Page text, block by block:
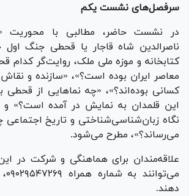
سرفصل‌های نشست یکم
در نشست حاضر، مطالبی با محوریت
ناصرالدین شاه قاجار یا قحطی جنگ اول
کتابخانه و موزه ملی ملک، روایت‌گر کدام
معاصر ایران بوده است؟»، «سازنده و
کسانی بوده‌اند؟»، «چه نما‌هایی از قحطی
این قلمدان به نمایش در آمده است؟» و
نگاه زبان‌شناسی‌شناختی و تاریخ اجتماعی
می‌رساند؟»، مطرح می‌شود.
علاقه‌مندان برای هماهنگی و شرکت در
دهند.